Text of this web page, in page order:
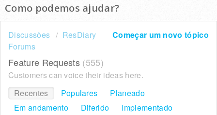
Como podemos ajudar?
Começar um novo tópico
Discussões
ResDiary
Forums
Feature Requests 555
Customers can voice their ideas here.
Recentes
Populares
Planeado
Em andamento
Diferido
Implementado